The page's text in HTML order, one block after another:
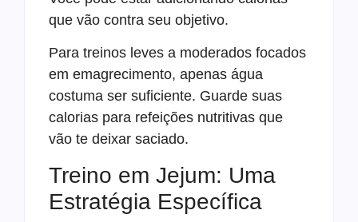
que vão contra seu objetivo.
Para treinos leves a moderados focados
em emagrecimento, apenas água
costuma ser suficiente. Guarde suas
calorias para refeições nutritivas que
vão te deixar saciado.
Treino em Jejum: Uma
Estratégia Específica